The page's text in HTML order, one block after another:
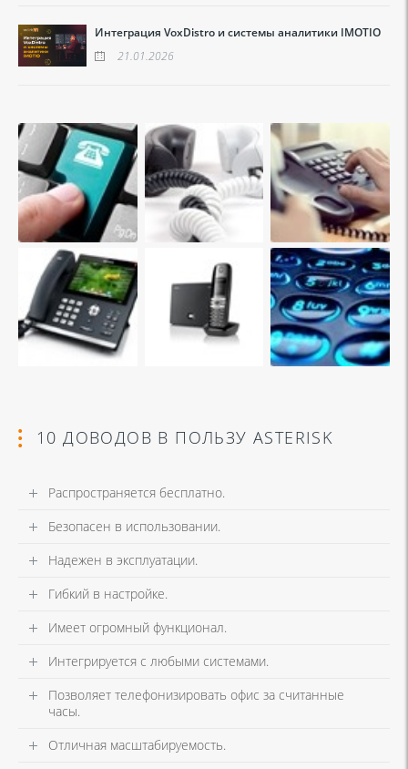
Интеграция VoxDistro и системы аналитики IMOTIO
21.01.2026
10 ДОВОДОВ В ПОЛЬЗУ ASTERISK
Распространяется бесплатно.
Безопасен в использовании.
Надежен в эксплуатации.
Гибкий в настройке.
Имеет огромный функционал.
Интегрируется с любыми системами.
Позволяет телефонизировать офис за считанные
часы.
Отличная масштабируемость.